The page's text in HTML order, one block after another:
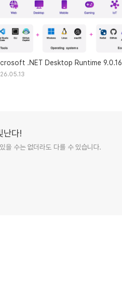
.NET Desktop Runtime 9.0.16
난다!
을 수는 없더라도 다를 수 있습니다.